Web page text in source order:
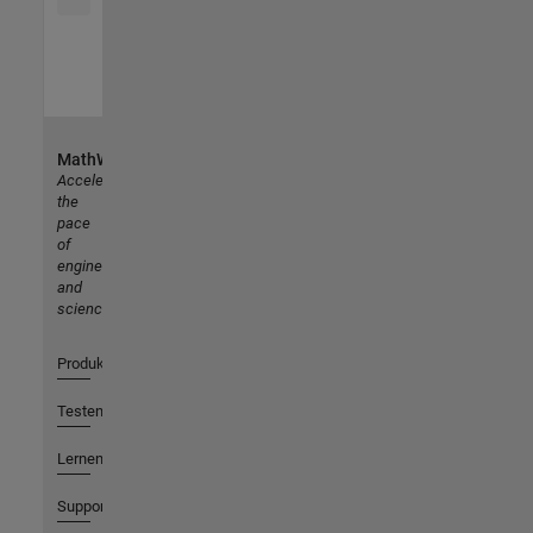
MathWorks
Accelerating
the
pace
of
engineering
and
science
Produkte
Testen oder Kaufen
Lernen
Support